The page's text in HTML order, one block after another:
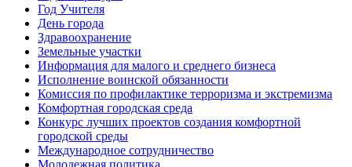
Год Учителя
День города
Здравоохранение
Земельные участки
Информация для малого и среднего бизнеса
Исполнение воинской обязанности
Комиссия по профилактике терроризма и экстремизма
Комфортная городская среда
Конкурс лучших проектов создания комфортной
городской среды
Международное сотрудничество